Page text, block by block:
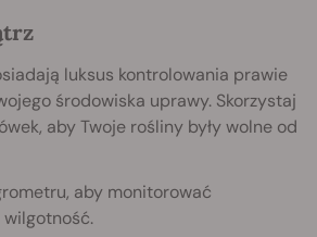
luksus kontrolowania prawie
środowiska uprawy. Skorzystaj
aby Twoje rośliny były wolne od
aby monitorować